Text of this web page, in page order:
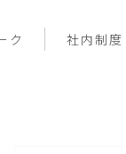
ク 社内制度